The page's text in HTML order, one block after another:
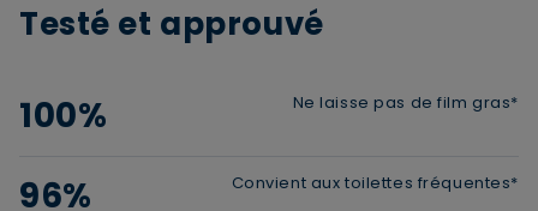
Testé et approuvé
100% Ne laisse pas de film gras*
96% Convient aux toilettes fréquentes*